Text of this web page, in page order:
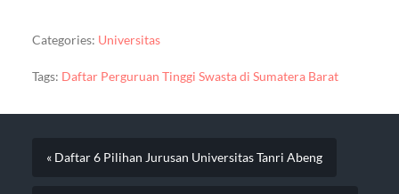
Categories: Universitas
Tags: Daftar Perguruan Tinggi Swasta di Sumatera Barat
« Daftar 6 Pilihan Jurusan Universitas Tanri Abeng